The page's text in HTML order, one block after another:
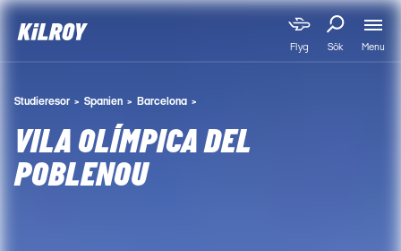
Flyg Sök Menu
Studieresor Spanien Barcelona
VILA OLÍMPICA DEL
POBLENOU